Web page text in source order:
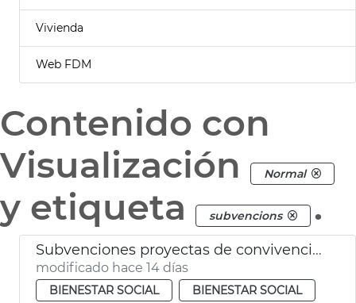
Vivienda
Web FDM
Contenido con
Visualización
Normal
y etiqueta subvencions .
Subvenciones proyectas de convivencia intercultural y prevención del racismo
modificado hace 14 días
BIENESTAR SOCIAL
BIENESTAR SOCIAL